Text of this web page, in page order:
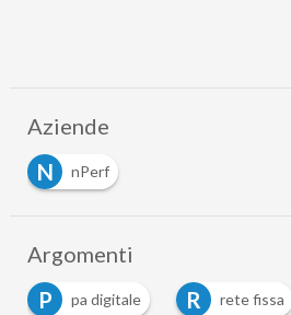
Aziende
N
nPerf
Argomenti
P
pa digitale R rete fissa